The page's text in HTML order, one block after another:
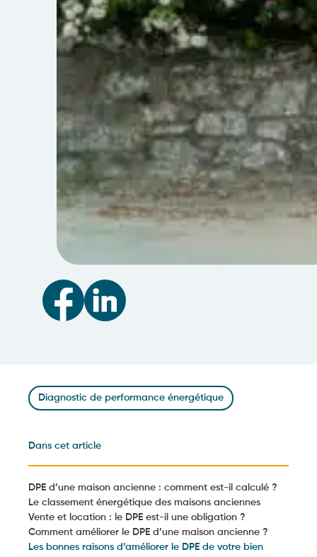
Diagnostic de performance énergétique
Dans cet article
DPE d’une maison ancienne : comment est-il calculé ?
Le classement énergétique des maisons anciennes
Vente et location : le DPE est-il une obligation ?
Comment améliorer le DPE d’une maison ancienne ?
Les bonnes raisons d’améliorer le DPE de votre bien